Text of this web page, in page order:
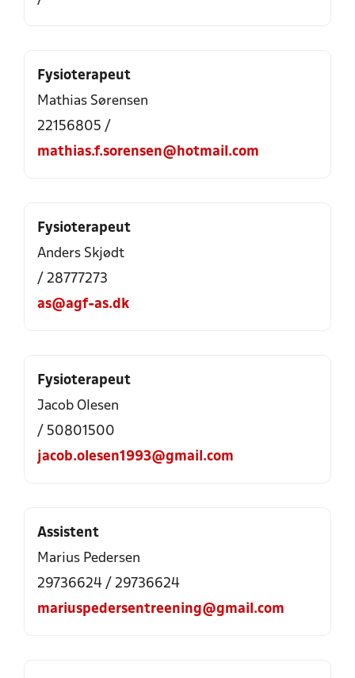
Fysioterapeut
Mathias Sørensen
22156805 /
mathias.f.sorensen@hotmail.com
Fysioterapeut
Anders Skjødt
/ 28777273
as@agf-as.dk
Fysioterapeut
Jacob Olesen
/ 50801500
jacob.olesen1993@gmail.com
Assistent
Marius Pedersen
29736624 / 29736624
mariuspedersentreening@gmail.com